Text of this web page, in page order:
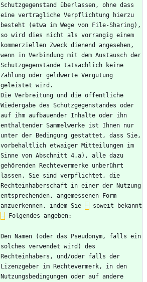
Schutzgegenstand überlassen, ohne dass
eine vertragliche Verpflichtung hierzu
besteht (etwa im Wege von File-Sharing),
so wird dies nicht als vorrangig einem
kommerziellen Zweck dienend angesehen,
wenn in Verbindung mit dem Austausch der
Schutzgegenstände tatsächlich keine
Zahlung oder geldwerte Vergütung
Die Verbreitung und die öffentliche
Wiedergabe des Schutzgegenstandes oder
auf ihm aufbauender Inhalte oder ihn
enthaltender Sammelwerke ist Ihnen nur
unter der Bedingung gestattet, dass Sie,
vorbehaltlich etwaiger Mitteilungen im
Sinne von Abschnitt 4.a), alle dazu
gehörenden Rechtevermerke unberührt
lassen. Sie sind verpflichtet, die
Rechteinhaberschaft in einer der Nutzung
entsprechenden, angemessenen Form
anzuerkennen, indem Sie –
–
Den Namen (oder das Pseudonym, falls ein
solches verwendet wird) des
Rechteinhabers, und/oder falls der
Lizenzgeber im Rechtevermerk, in den
Nutzungsbedingungen oder auf andere